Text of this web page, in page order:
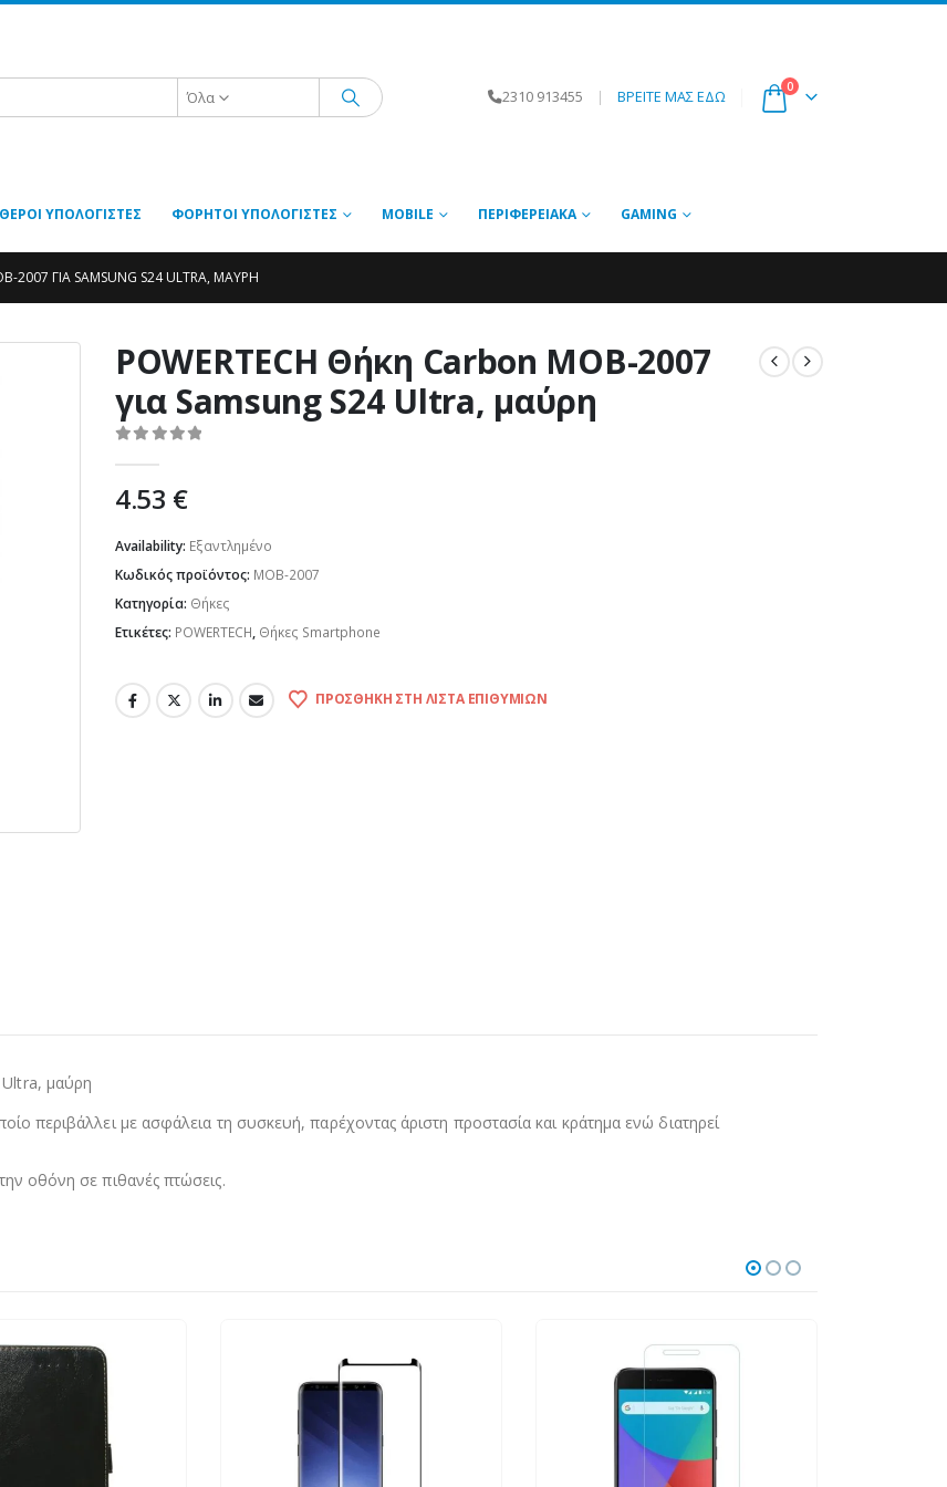
Όλα 2310 913455 | ΒΡΕΙΤΕ ΜΑΣ ΕΔΩ
0
ΥΠΟΛΟΓΙΣΤΈΣ ΦΟΡΗΤΟΊ ΥΠΟΛΟΓΙΣΤΈΣ MOBILE ΠΕΡΙΦΕΡΕΙΑΚΆ GAMING
2007 ΓΙΑ SAMSUNG S24 ULTRA, ΜΑΎΡΗ
POWERTECH Θήκη Carbon MOB-2007
για Samsung S24 Ultra, μαύρη
4.53 €
Availability: Εξαντλημένο
Κωδικός προϊόντος: MOB-2007
Κατηγορία: Θήκες
Ετικέτες: POWERTECH, Θήκες Smartphone
ΠΡΟΣΘΉΚΗ ΣΤΗ ΛΊΣΤΑ ΕΠΙΘΥΜΙΏΝ
Ultra, μαύρη
περιβάλλει με ασφάλεια τη συσκευή, παρέχοντας άριστη προστασία και κράτημα ενώ διατηρεί
οθόνη σε πιθανές πτώσεις.